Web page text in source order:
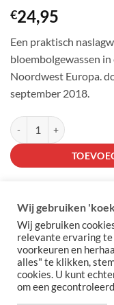
€24,95
Een praktisch
bloembolgewassen
Noordwest Europa.
september 2018.
Handboek kweken van
Wij gebruiken
Wij gebruiken
relevante ervaring te
voorkeuren en
alles" te klikken,
cookies. U kunt
om een